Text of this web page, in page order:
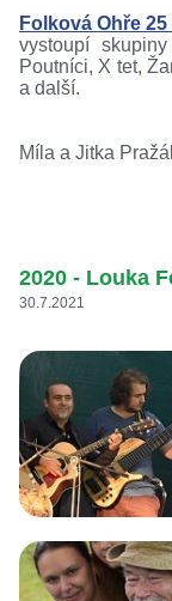
Folková Ohře
vystoupí
Poutníci, X tet,
a další.
Míla a Jitka
2020 - Louka
30.7.2021